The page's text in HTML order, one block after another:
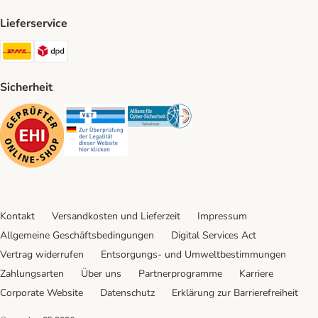
Lieferservice
DHL Shipping Method
Sicherheit
Security Security Security
Kontakt Versandkosten und Lieferzeit
Impressum
Allgemeine Geschäftsbedingungen
Digital Services Act
Vertrag widerrufen
Entsorgungs- und Umweltbestimmungen
Zahlungsarten
Über uns Partnerprogramme
Karriere
Corporate Website
Datenschutz Erklärung zur Barrierefreiheit